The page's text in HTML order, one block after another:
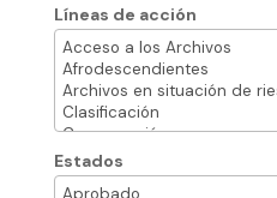
Líneas de acción
Estados